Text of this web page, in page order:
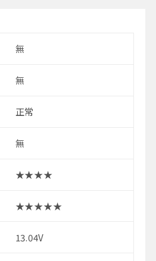
無
無
正常
無
★★★★
★★★★★
13.04V